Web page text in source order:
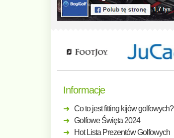
Informacje
Co to jest fitting kijów golfowych?
Golfowe Święta 2024
Hot Lista Prezentów Golfowych